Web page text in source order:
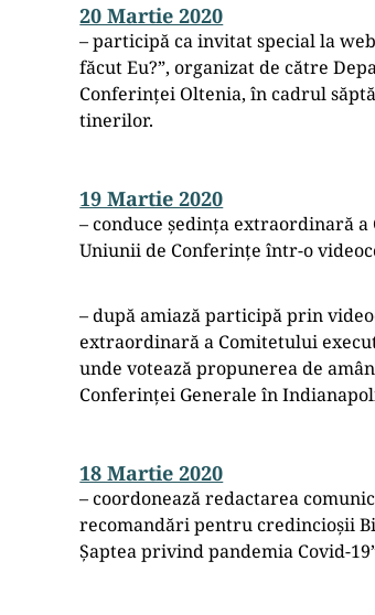
20 Martie 2020
– participă ca invitat special la
făcut Eu?”, organizat de către
Conferinței Oltenia, în cadrul
tinerilor.
19 Martie 2020
– conduce ședința extraordinară
Uniunii de Conferințe într-o
– după amiază participă prin
extraordinară a Comitetului
unde votează propunerea de
Conferinței Generale în
18 Martie 2020
– coordonează redactarea
recomandări pentru credincioșii
Șaptea privind pandemia Covid-